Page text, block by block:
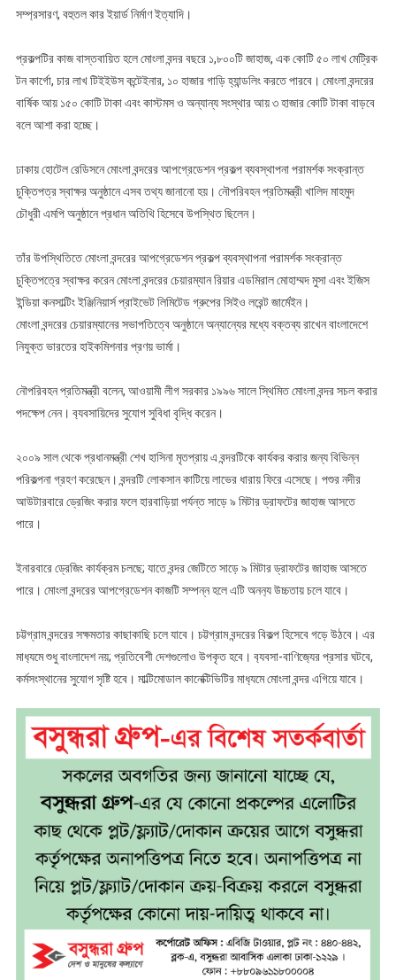
সম্প্রসারণ, বহুতল কার ইয়ার্ড নির্মাণ ইত্যাদি।
প্রকল্পটির কাজ বাস্তবায়িত হলে মোংলা বন্দর বছরে ১,৮০০টি জাহাজ, এক কোটি ৫০ লাখ মেট্রিক
টন কার্গো, চার লাখ টিইইউস কন্টেইনার, ১০ হাজার গাড়ি হ্যান্ডলিং করতে পারবে। মোংলা বন্দরের
বার্ষিক আয় ১৫০ কোটি টাকা এবং কাস্টমস ও অন্যান্য সংস্থার আয় ৩ হাজার কোটি টাকা বাড়বে
বলে আশা করা হচ্ছে।
ঢাকায় হোটেল রেডিসনে মোংলা বন্দরের আপগ্রেডেশন প্রকল্প ব্যবস্থাপনা পরামর্শক সংক্রান্ত
চুক্তিপত্র স্বাক্ষর অনুষ্ঠানে এসব তথ্য জানানো হয়। নৌপরিবহন প্রতিমন্ত্রী খালিদ মাহমুদ
চৌধুরী এমপি অনুষ্ঠানে প্রধান অতিথি হিসেবে উপস্থিত ছিলেন।
তাঁর উপস্থিতিতে মোংলা বন্দরের আপগ্রেডেশন প্রকল্প ব্যবস্থাপনা পরামর্শক সংক্রান্ত
চুক্তিপত্রে স্বাক্ষর করেন মোংলা বন্দরের চেয়ারম্যান রিয়ার এডমিরাল মোহাম্মদ মুসা এবং ইজিস
ইন্ডিয়া কনসাল্টিং ইঞ্জিনিয়ার্স প্রাইভেট লিমিটেড গ্রুপের সিইও লরেন্ট জার্মেইন।
মোংলা বন্দরের চেয়ারম্যানের সভাপতিত্বে অনুষ্ঠানে অন্যান্যের মধ্যে বক্তব্য রাখেন বাংলাদেশে
নিযুক্ত ভারতের হাইকমিশনার প্রণয় ভার্মা।
নৌপরিবহন প্রতিমন্ত্রী বলেন, আওয়ামী লীগ সরকার ১৯৯৬ সালে স্থিমিত মোংলা বন্দর সচল করার
পদক্ষেপ নেন। ব‍্যবসায়িদের সুযোগ সুবিধা বৃদ্ধি করেন।
২০০৯ সাল থেকে প্রধানমন্ত্রী শেখ হাসিনা মৃতপ্রায় এ বন্দরটিকে কার্যকর করার জন্য বিভিন্ন
পরিকল্পনা গ্রহণ করেছেন। বন্দরটি লোকসান কাটিয়ে লাভের ধারায় ফিরে এসেছে। পশুর নদীর
আউটারবারে ড্রেজিং করার ফলে হারবাড়িয়া পর্যন্ত সাড়ে ৯ মিটার ড্রাফটের জাহাজ আসতে
পারে।
ইনারবারে ড্রেজিং কার্যক্রম চলছে; যাতে বন্দর জেটিতে সাড়ে ৯ মিটার ড্রাফটের জাহাজ আসতে
পারে। মোংলা বন্দরের আপগ্রেডেশন কাজটি সম্পন্ন হলে এটি অনন‍্য উচ্চতায় চলে যাবে।
চট্টগ্রাম বন্দরের সক্ষমতার কাছাকাছি চলে যাবে। চট্টগ্রাম বন্দরের বিকল্প হিসেবে গড়ে উঠবে। এর
মাধ‍্যমে শুধু বাংলাদেশ নয়; প্রতিবেশী দেশগুলোও উপকৃত হবে। ব‍্যবসা-বাণিজ‍্যের প্রসার ঘটবে,
কর্মসংস্থানের সুযোগ সৃষ্টি হবে। মাল্টিমোডাল কানেক্টিভিটির মাধ‍্যমে মোংলা বন্দর এগিয়ে যাবে।